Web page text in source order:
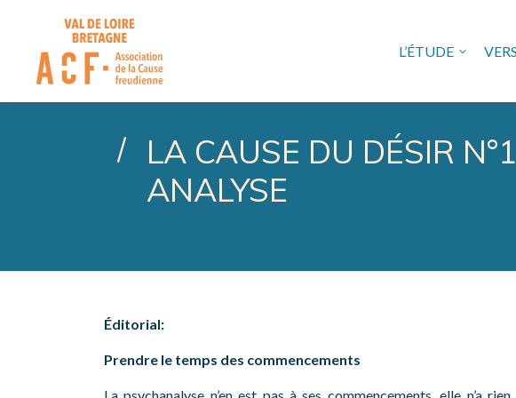
ASSOCIATION DE LA CAUSE
L’ÉTUDE
LA CAUSE DU DÉSIR
ANALYSE
Éditorial:
Prendre le temps des commencements